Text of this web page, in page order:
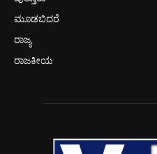
ಮೂಡಬಿದರೆ
ರಾಜ್ಯ
ರಾಜಕೀಯ